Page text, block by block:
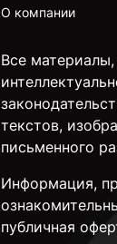
О компании
Все
текстов,
письменного
Информация,
публичная